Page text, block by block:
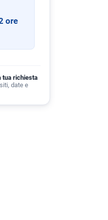
ore
tua richiesta
date e